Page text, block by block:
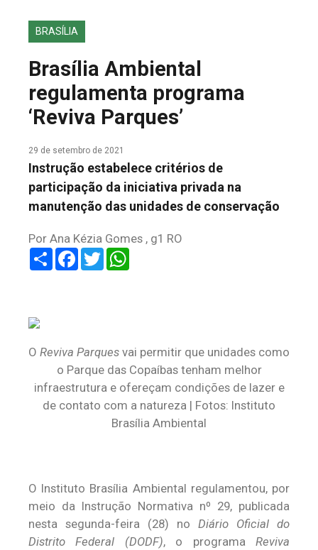
EDIÇÕES ANTERIORES
FALE CONOSCO
BRASÍLIA
Brasília Ambiental
regulamenta programa
‘Reviva Parques’
29 de setembro de 2021
Instrução estabelece critérios de
participação da iniciativa privada na
manutenção das unidades de conservação
Por Ana Kézia Gomes , g1 RO
ShareFacebook
Twitter
O Reviva Parques vai permitir que unidades como
o Parque das Copaíbas tenham melhor
infraestrutura e ofereçam condições de lazer e
de contato com a natureza | Fotos: Instituto
Brasília Ambiental
O Instituto Brasília Ambiental regulamentou, por
meio da Instrução Normativa nº 29, publicada
nesta segunda-feira (28) no Diário Oficial do
Distrito Federal (DODF), o programaReviva